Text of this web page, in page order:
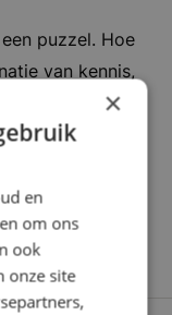
en humor
drive om
beter uit
en
de
9+ ervaring.
en
te staan
in vijf
puzzel. Hoe
van kennis,
Want soms
zijn er om je
Daarom
stevig: Wat
gemaakt?
×
en
om ons
ook
onze site